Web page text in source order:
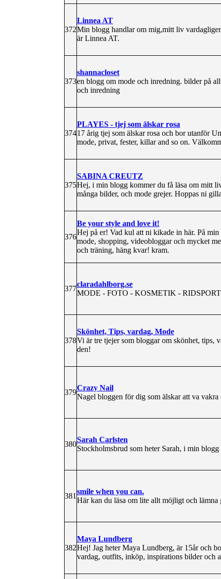
372
Linnea AT
Min blogg handlar om mig,mitt liv
är Linnea AT.
373
shannacloset
en blogg om mode och inredning. bilder på
och inredning
374
PLAYES - tjej som älskar rosa
17 årig tjej som älskar rosa och bor utanför
mode, privat, fester, killar and so on.
375
SABINA CREUTZ
Hej, i min blogg kommer du få läsa om mitt
många bilder, och mode grejer. Hoppas ni
376
Be your style and love it!
Hej på er! Vad kul att ni kikade in här. På
mode, shopping, videobloggar och mycket
och träning, häng kvar! kram.
377
claradahlborg.se
MODE - FOTO - KOSMETIK -
378
Skönhet, Tips, vardag, Mode
Vi är tre tjejer som bloggar om skönhet, tips,
den!
379
Crazy Nail
Nagel bloggen för dig som älskar att va vakra
380
Sarah Carlsten
Stockholmsbrud som heter Sarah, i min
381
smile when you can.
Här kan du läsa om lite allt möjligt och lämna
382
Maya Lundberg
Hej! Jag heter Maya Lundberg, är 15år och
vardag, outfits, inköp, inspirations bilder och